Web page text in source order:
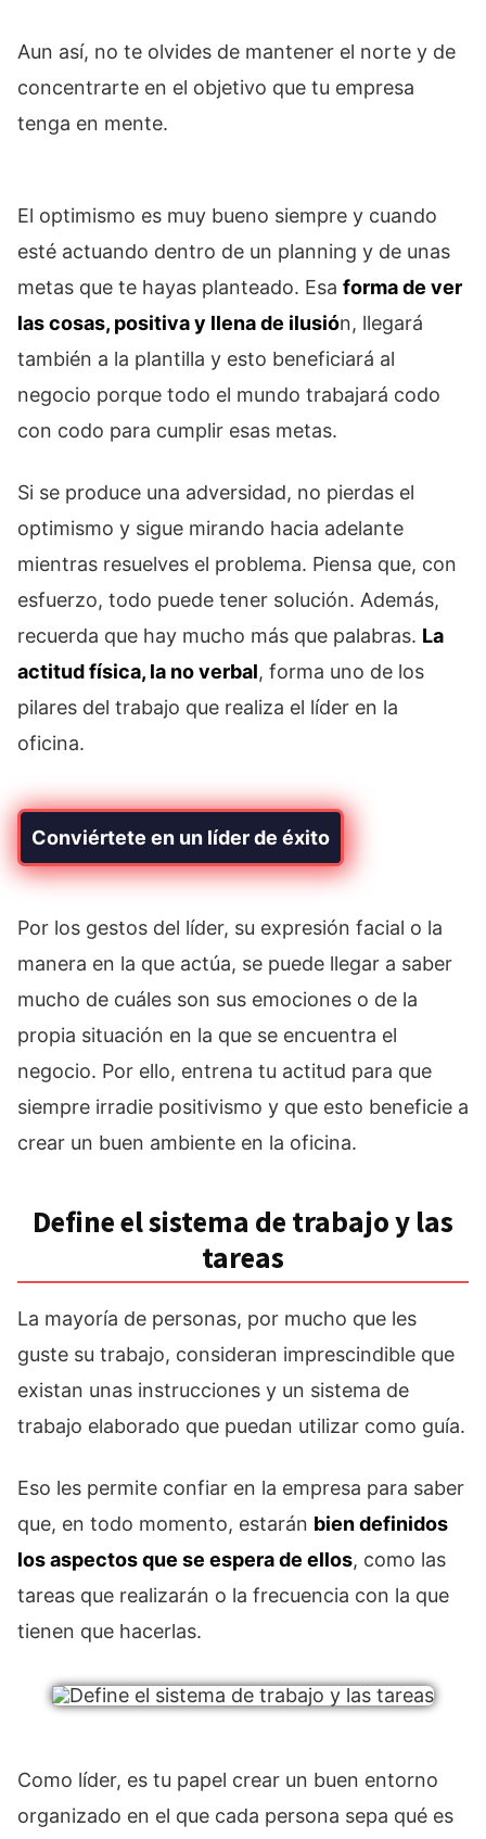
Aun así, no te olvides de mantener el norte y de
concentrarte en el objetivo que tu empresa
tenga en mente.
El optimismo es muy bueno siempre y cuando
esté actuando dentro de un planning y de unas
metas que te hayas planteado. Esa forma de ver
las cosas, positiva y llena de ilusión, llegará
también a la plantilla y esto beneficiará al
negocio porque todo el mundo trabajará codo
con codo para cumplir esas metas.
Si se produce una adversidad, no pierdas el
optimismo y sigue mirando hacia adelante
mientras resuelves el problema. Piensa que, con
esfuerzo, todo puede tener solución. Además,
recuerda que hay mucho más que palabras. La
actitud física, la no verbal, forma uno de los
pilares del trabajo que realiza el líder en la
oficina.
Conviértete en un líder de éxito
Por los gestos del líder, su expresión facial o la
manera en la que actúa, se puede llegar a saber
mucho de cuáles son sus emociones o de la
propia situación en la que se encuentra el
negocio. Por ello, entrena tu actitud para que
siempre irradie positivismo y que esto beneficie a
crear un buen ambiente en la oficina.
Define el sistema de trabajo y las
tareas
La mayoría de personas, por mucho que les
guste su trabajo, consideran imprescindible que
existan unas instrucciones y un sistema de
trabajo elaborado que puedan utilizar como guía.
Eso les permite confiar en la empresa para saber
que, en todo momento, estarán bien definidos
los aspectos que se espera de ellos, como las
tareas que realizarán o la frecuencia con la que
tienen que hacerlas.
Como líder, es tu papel crear un buen entorno
organizado en el que cada persona sepa qué es